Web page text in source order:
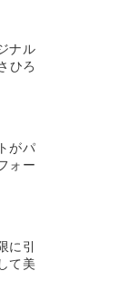
ナル
ひろ
がパ
ォー
に引
て美